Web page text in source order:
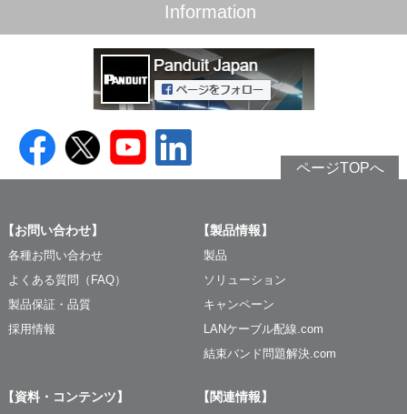
Information
ページTOPへ
【お問い合わせ】
各種お問い合わせ
よくある質問（FAQ）
製品保証・品質
採用情報
【製品情報】
製品
ソリューション
キャンペーン
LANケーブル配線.com
結束バンド問題解決.com
【資料・コンテンツ】 【関連情報】